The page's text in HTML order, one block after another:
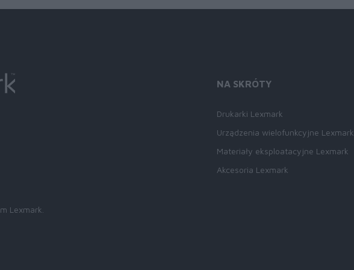
Lexmark.
NA SKRÓTY
Drukarki Lexmark
Urządzenia wielofunkcyjne Lexmark
Materiały eksploatacyjne Lexmark
Akcesoria Lexmark